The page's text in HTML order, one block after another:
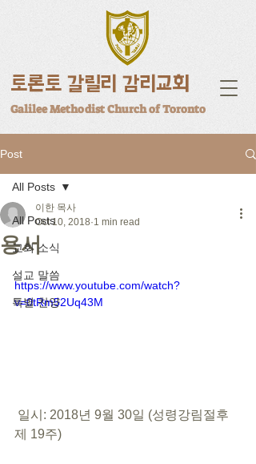
토론토 갈릴리 감리교회
Galilee Methodist Church of Toronto
Post
All Posts
교회 소식
설교 말씀
특별 찬양
All Posts
용서
이한 목사
Oct 10, 2018 1 min read
https://www.youtube.com/watch?
v=0tRm52Uq43M
제 19주)